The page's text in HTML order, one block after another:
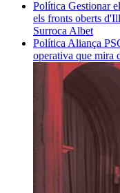
Política Gestionar
els fronts oberts
Surroca Albet
Política Aliança
operativa que mira